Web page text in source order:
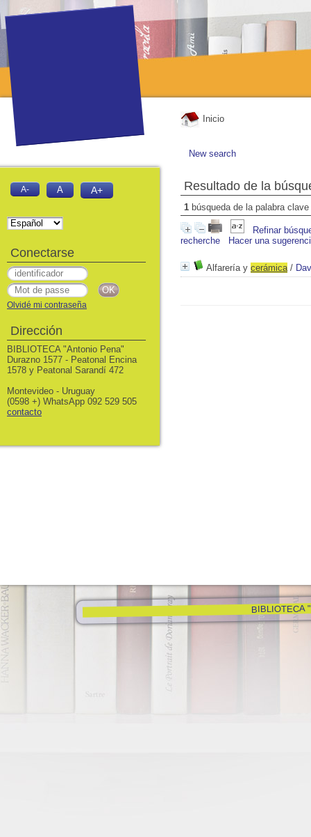
Inicio
New search
Resultado de la
1 búsqueda de la palabra clave
Refinar
recherche
Hacer una
Alfarería y cerámica/
BIBLIOTECA
A- A A+
Conectarse
Olvidé mi contraseña
Dirección
BIBLIOTECA "Antonio Pena"
Durazno 1577 - Peatonal Encina
1578 y Peatonal Sarandí 472
Montevideo - Uruguay
(0598 +) WhatsApp 092 529 505
contacto